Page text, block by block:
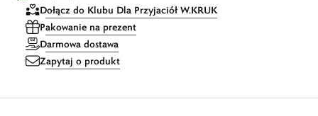
Dołącz do Klubu Dla Przyjaciół W.KRUK
Pakowanie na prezent
Darmowa dostawa
Zapytaj o produkt